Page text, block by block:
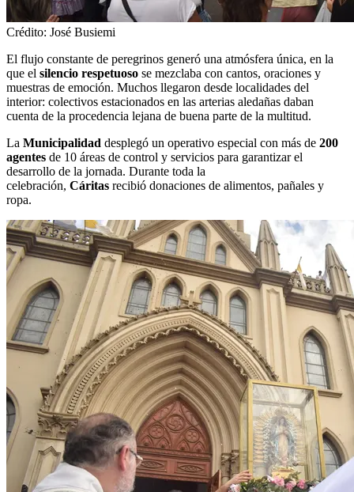
Crédito: José Busiemi
El flujo constante de peregrinos generó una atmósfera única, en la
que el silencio respetuoso se mezclaba con cantos, oraciones y
muestras de emoción. Muchos llegaron desde localidades del
interior: colectivos estacionados en las arterias aledañas daban
cuenta de la procedencia lejana de buena parte de la multitud.
La Municipalidad desplegó un operativo especial con más de 200
agentes de 10 áreas de control y servicios para garantizar el
desarrollo de la jornada. Durante toda la
celebración, Cáritas recibió donaciones de alimentos, pañales y
ropa.